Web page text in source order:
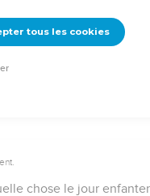
sera révélée dans
sur celui qui la roule.
flatte fait tomber.
chose le jour
tous les cookies